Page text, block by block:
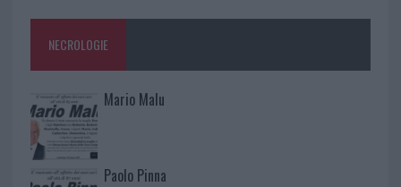
NECROLOGIE
Mario Malu
Paolo Pinna